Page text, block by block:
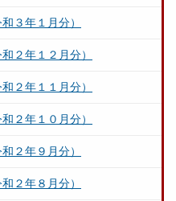
３年１月分）
２年１２月分）
２年１１月分）
２年１０月分）
２年９月分）
２年８月分）